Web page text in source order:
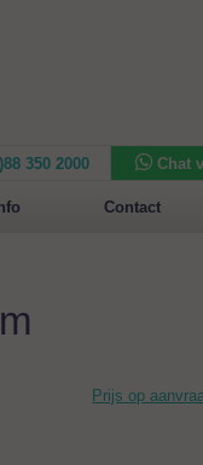
350 2000
Chat
Nieuw in het assortiment:
Contact
Prijs op